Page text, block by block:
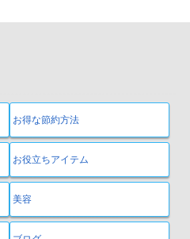
お得な節約方法
お役立ちアイテム
美容